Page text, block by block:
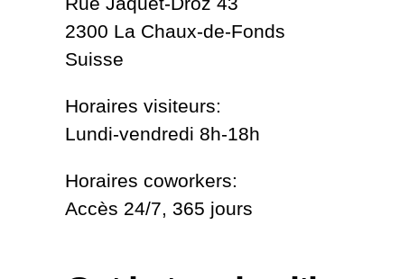
2300 La Chaux-de-Fonds
Suisse
Horaires visiteurs:
Lundi-vendredi 8h-18h
Horaires coworkers:
Accès 24/7, 365 jours